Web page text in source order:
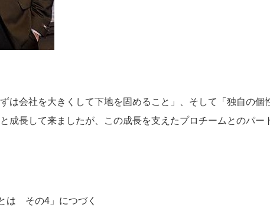
は会社を大きくして下地を固めること」、そして「独自の個
成長して来ましたが、この成長を支えたプロチームとのパー
は その4」につづく